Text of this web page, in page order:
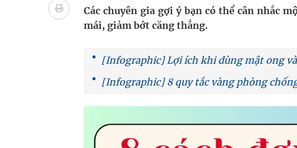
Dự báo thời tiết ngày 08/8/2026: Bắc Bộ nắng nóng,
Đắk Lắk: Đẩy nhanh tiến độ khám sức khỏe định kỳ,
Đề xuất cơ chế thu hút nhân lực, nâng cao chất lượng y tế
Xem TV hàng giờ mỗi ngày có thể khiến não thay đổi
Các chuyên gia gợi ý bạn có thể cân nhắc
mái, giảm bớt căng thẳng.
[Infographic] Lợi ích khi dùng mật ong
[Infographic] 8 quy tắc vàng phòng